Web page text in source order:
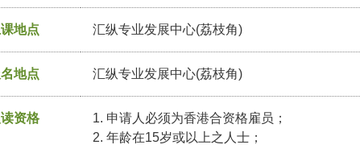
地点 汇纵专业发展中心(荔枝角)
地点 汇纵专业发展中心(荔枝角)
资格
1. 申请人必须为香港合资格雇员；
2. 年龄在15岁或以上之人士；